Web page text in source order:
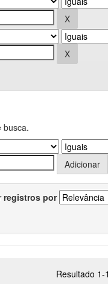
busca.
registros por
Resultado 1-